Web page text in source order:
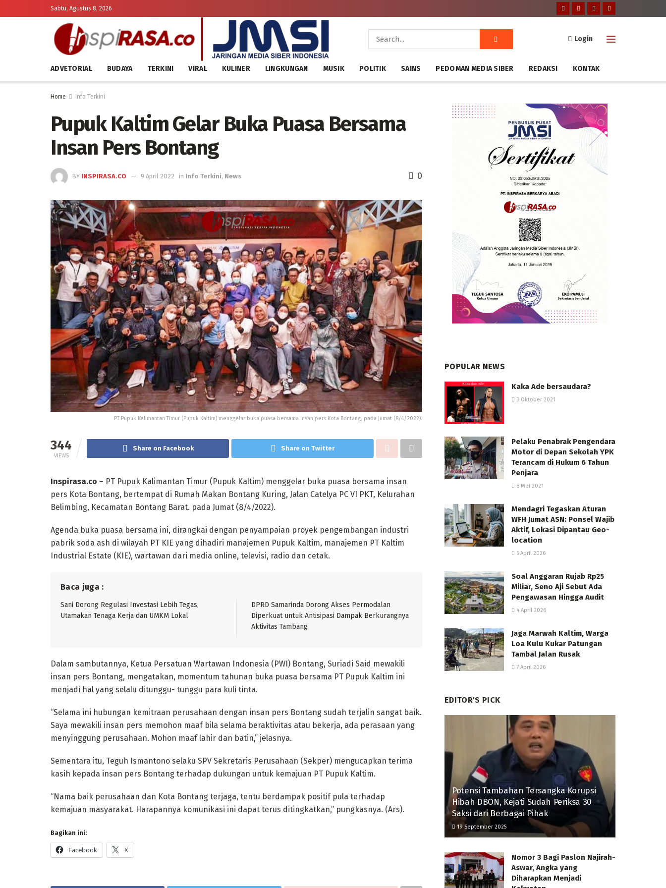
Sabtu, Agustus 8, 2026
Login
ADVETORIAL BUDAYA TERKINI VIRAL KULINER LINGKUNGAN MUSIK POLITIK SAINS PEDOMAN MEDIA SIBER REDAKSI KONTAK
Home Info Terkini
Pupuk Kaltim Gelar Buka Puasa Bersama
Insan Pers Bontang
BY INSPIRASA.CO 9 April 2022 in Info Terkini, News 0
PT Pupuk Kalimantan Timur (Pupuk Kaltim) menggelar buka puasa bersama insan pers Kota Bontang, pada Jumat (8/4/2022).
344
VIEWS
Share on Facebook Share on Twitter
Inspirasa.co – PT Pupuk Kalimantan Timur (Pupuk Kaltim) menggelar buka puasa bersama insan
pers Kota Bontang, bertempat di Rumah Makan Bontang Kuring, Jalan Catelya PC VI PKT, Kelurahan
Belimbing, Kecamatan Bontang Barat. pada Jumat (8/4/2022).
Agenda buka puasa bersama ini, dirangkai dengan penyampaian proyek pengembangan industri
pabrik soda ash di wilayah PT KIE yang dihadiri manajemen Pupuk Kaltim, manajemen PT Kaltim
Industrial Estate (KIE), wartawan dari media online, televisi, radio dan cetak.
Baca juga :
Sani Dorong Regulasi Investasi Lebih Tegas,
Utamakan Tenaga Kerja dan UMKM Lokal
DPRD Samarinda Dorong Akses Permodalan
Diperkuat untuk Antisipasi Dampak Berkurangnya
Aktivitas Tambang
Dalam sambutannya, Ketua Persatuan Wartawan Indonesia (PWI) Bontang, Suriadi Said mewakili
insan pers Bontang, mengatakan, momentum tahunan buka puasa bersama PT Pupuk Kaltim ini
menjadi hal yang selalu ditunggu- tunggu para kuli tinta.
“Selama ini hubungan kemitraan perusahaan dengan insan pers Bontang sudah terjalin sangat baik.
Saya mewakili insan pers memohon maaf bila selama beraktivitas atau bekerja, ada perasaan yang
menyinggung perusahaan. Mohon maaf lahir dan batin,” jelasnya.
Sementara itu, Teguh Ismantono selaku SPV Sekretaris Perusahaan (Sekper) mengucapkan terima
kasih kepada insan pers Bontang terhadap dukungan untuk kemajuan PT Pupuk Kaltim.
“Nama baik perusahaan dan Kota Bontang terjaga, tentu berdampak positif pula terhadap
kemajuan masyarakat. Harapannya komunikasi ini dapat terus ditingkatkan,” pungkasnya. (Ars).
Bagikan ini:
Facebook X
POPULAR NEWS
Kaka Ade bersaudara?
3 Oktober 2021
Pelaku Penabrak Pengendara
Motor di Depan Sekolah YPK
Terancam di Hukum 6 Tahun
Penjara
8 Mei 2021
Mendagri Tegaskan Aturan
WFH Jumat ASN: Ponsel Wajib
Aktif, Lokasi Dipantau Geo-
location
5 April 2026
Soal Anggaran Rujab Rp25
Miliar, Seno Aji Sebut Ada
Pengawasan Hingga Audit
4 April 2026
Jaga Marwah Kaltim, Warga
Loa Kulu Kukar Patungan
Tambal Jalan Rusak
7 April 2026
EDITOR'S PICK
Potensi Tambahan Tersangka Korupsi
Hibah DBON, Kejati Sudah Periksa 30
Saksi dari Berbagai Pihak
19 September 2025
Nomor 3 Bagi Paslon Najirah-
Aswar, Angka yang
Diharapkan Menjadi